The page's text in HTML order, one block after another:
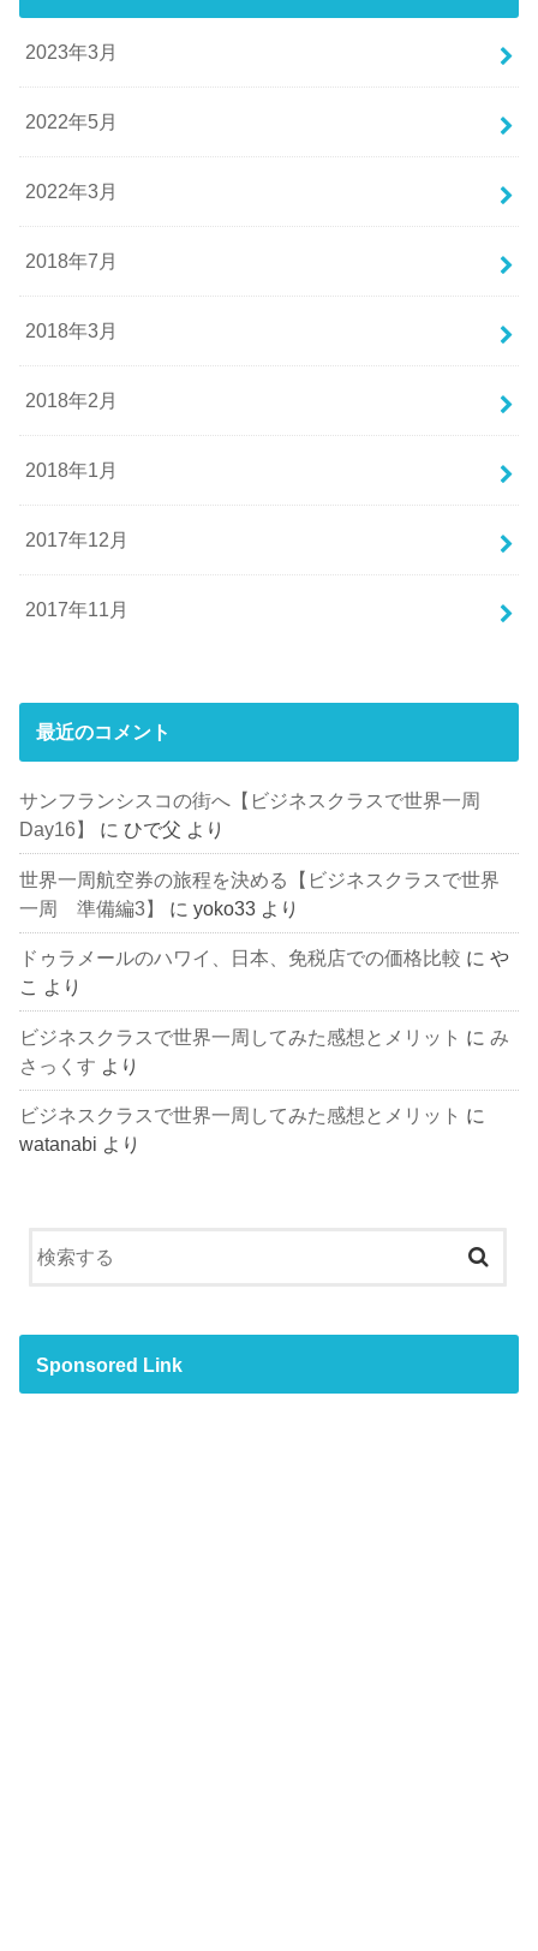
2023年3月
2022年5月
2022年3月
2018年7月
2018年3月
2018年2月
2018年1月
2017年12月
2017年11月
最近のコメント
サンフランシスコの街へ【ビジネスクラスで世界一周
Day16】
に ひで父 より
世界一周航空券の旅程を決める【ビジネスクラスで世界
一周 準備編3】
にyoko33 より
ドゥラメールのハワイ、日本、免税店での価格比較 にや
こ より
ビジネスクラスで世界一周してみた感想とメリット に み
さっくす より
ビジネスクラスで世界一周してみた感想とメリット に
watanabi より
Sponsored Link